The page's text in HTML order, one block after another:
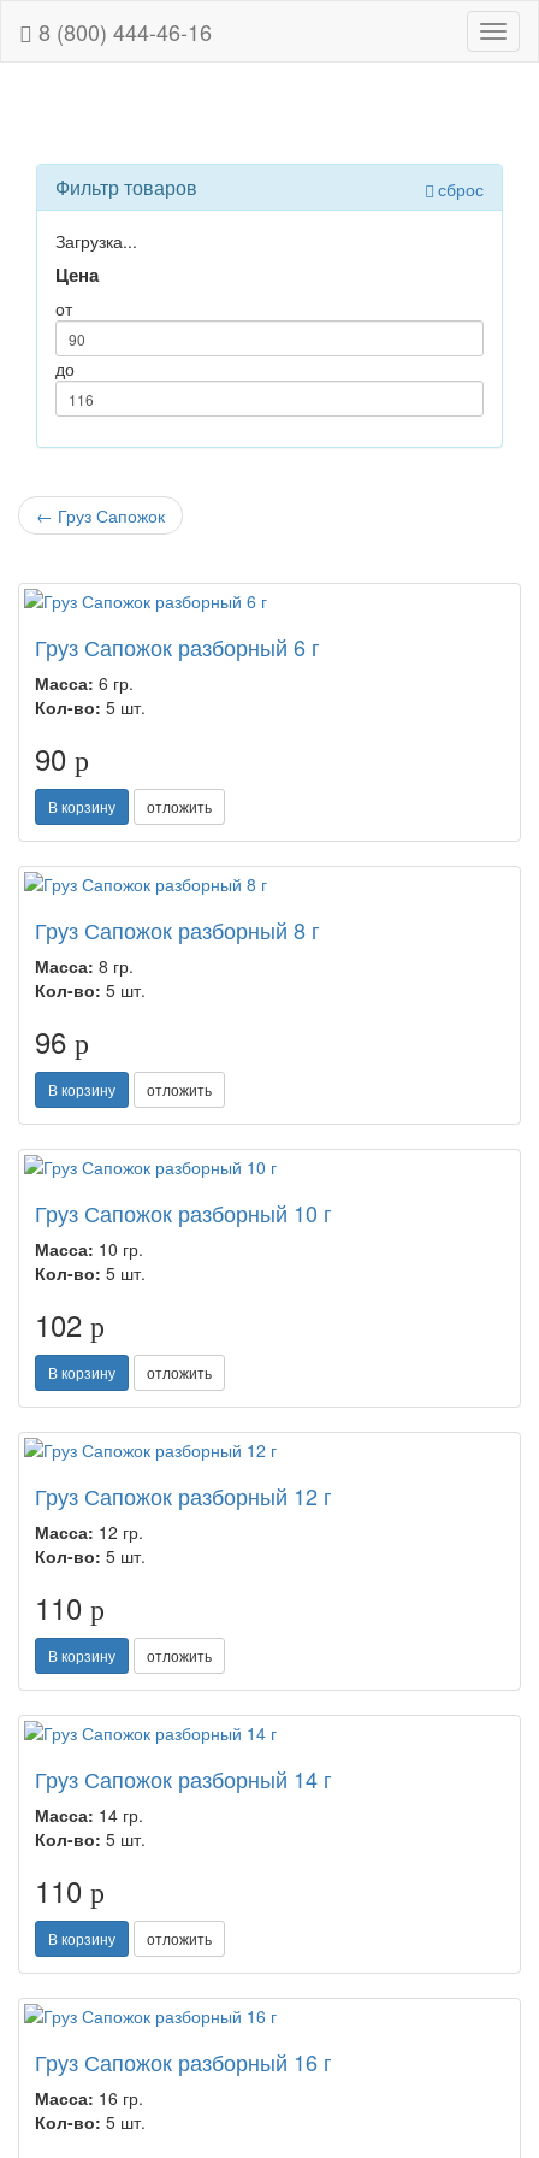
8 (800) 444-46-16
сброс
Фильтр товаров
Загрузка...
Цена
от
до
← Груз Сапожок
Груз Сапожок разборный 6 г
Масса: 6 гр.
Кол-во: 5 шт.
90 p
В корзину отложить
Груз Сапожок разборный 8 г
Масса: 8 гр.
Кол-во: 5 шт.
96 p
В корзину отложить
Груз Сапожок разборный 10 г
Масса: 10 гр.
Кол-во: 5 шт.
102 p
В корзину отложить
Груз Сапожок разборный 12 г
Масса: 12 гр.
Кол-во: 5 шт.
110 p
В корзину отложить
Груз Сапожок разборный 14 г
Масса: 14 гр.
Кол-во: 5 шт.
110 p
В корзину отложить
Груз Сапожок разборный 16 г
Масса: 16 гр.
Кол-во: 5 шт.